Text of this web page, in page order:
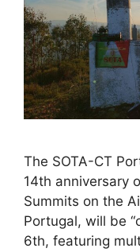
The SOTA-CT
14th anniversary
Summits on the
Portugal, will be
6th, featuring